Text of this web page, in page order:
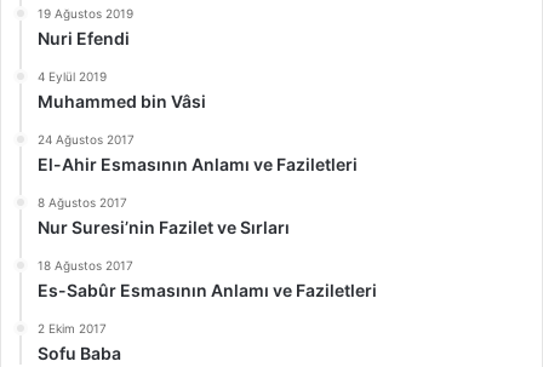
19 Ağustos 2019
Nuri Efendi
4 Eylül 2019
Muhammed bin Vâsi
24 Ağustos 2017
El-Ahir Esmasının Anlamı ve Faziletleri
8 Ağustos 2017
Nur Suresi’nin Fazilet ve Sırları
18 Ağustos 2017
Es-Sabûr Esmasının Anlamı ve Faziletleri
2 Ekim 2017
Sofu Baba